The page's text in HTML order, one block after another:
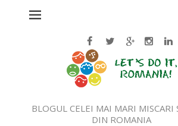
BLOGUL CELEI MAI MARI MISCARI
DIN ROMANIA